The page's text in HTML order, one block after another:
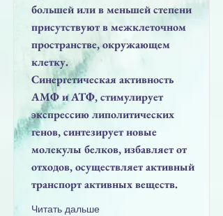
большей или в меньшей степени
присутствуют в межклеточном
пространстве, окружающем
клетку.
Синергетическая активность
АМФ и АТФ, стимулирует
экспрессию липолитических
генов, синтезирует новые
молекулы белков, избавляет от
отходов, осуществляет активный
транспорт активных веществ.
Читать дальше